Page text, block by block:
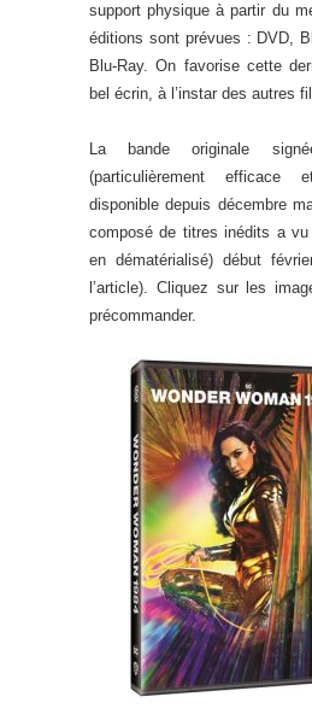
support physique à partir du
éditions sont prévues : DVD,
Blu-Ray. On favorise cette
bel écrin, à l’instar des autres
La bande originale
(particulièrement efficace
disponible depuis décembre
composé de titres inédits a vu
en dématérialisé) début
l’article). Cliquez sur les
précommander.